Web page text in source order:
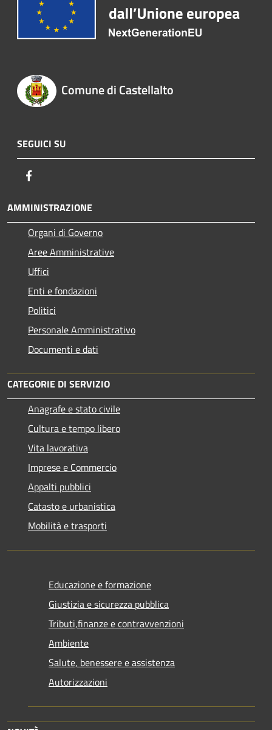
Comune di Castellalto
SEGUICI SU
AMMINISTRAZIONE
Organi di Governo
Aree Amministrative
Uffici
Enti e fondazioni
Politici
Personale Amministrativo
Documenti e dati
CATEGORIE DI SERVIZIO
Anagrafe e stato civile
Cultura e tempo libero
Vita lavorativa
Imprese e Commercio
Appalti pubblici
Catasto e urbanistica
Mobilità e trasporti
Educazione e formazione
Giustizia e sicurezza pubblica
Tributi,finanze e contravvenzioni
Ambiente
Salute, benessere e assistenza
Autorizzazioni